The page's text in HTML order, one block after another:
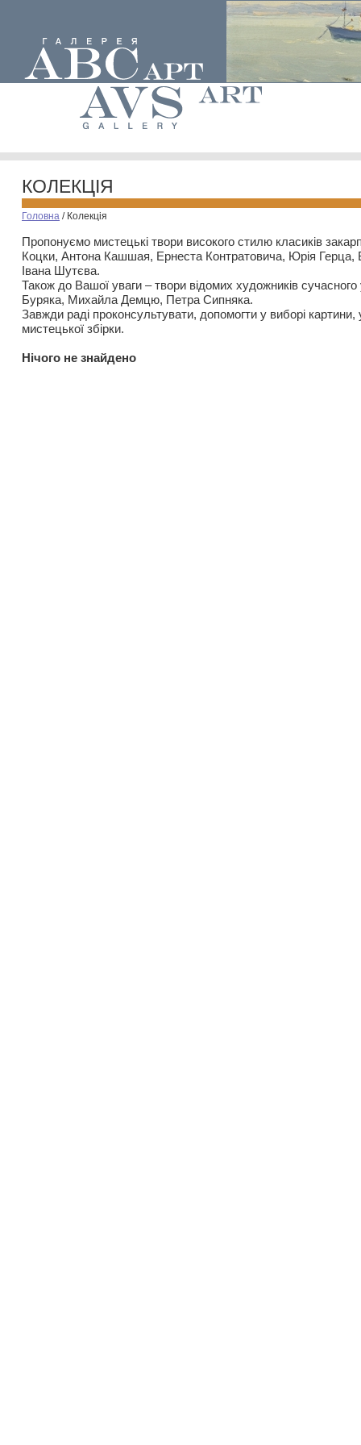
КОЛЕКЦІЯ
Головна / Колекція
Пропонуємо мистецькі твори високого стилю класиків
Коцки, Антона Кашшая, Ернеста Контратовича, Юрія
Івана Шутєва.
Також до Вашої уваги – твори відомих художників
Буряка, Михайла Демцю, Петра Сипняка.
Завжди раді проконсультувати, допомогти у виборі картини,
мистецької збірки.
Нiчого не знайдено